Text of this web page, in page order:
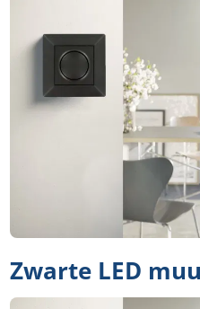
Zwarte LED